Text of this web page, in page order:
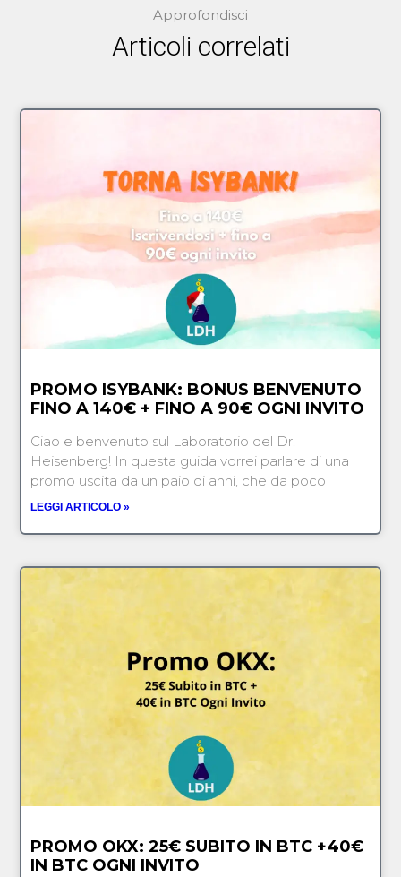
Approfondisci
Articoli correlati
PROMO ISYBANK: BONUS BENVENUTO
FINO A 140€ + FINO A 90€ OGNI INVITO
Ciao e benvenuto sul Laboratorio del Dr.
Heisenberg! In questa guida vorrei parlare di una
promo uscita da un paio di anni, che da poco
LEGGI ARTICOLO »
PROMO OKX: 25€ SUBITO IN BTC +40€
IN BTC OGNI INVITO